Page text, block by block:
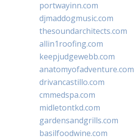
portwayinn.com
djmaddogmusic.com
thesoundarchitects.com
allin1roofing.com
keepjudgewebb.com
anatomyofadventure.com
drivancastillo.com
cmmedspa.com
midletontkd.com
gardensandgrills.com
basilfoodwine.com